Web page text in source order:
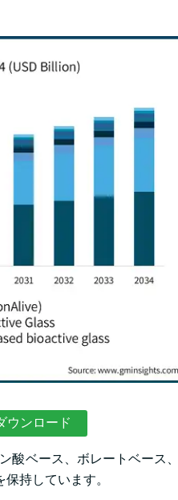
ウンロード
酸ベース、ボレートベース
持しています。